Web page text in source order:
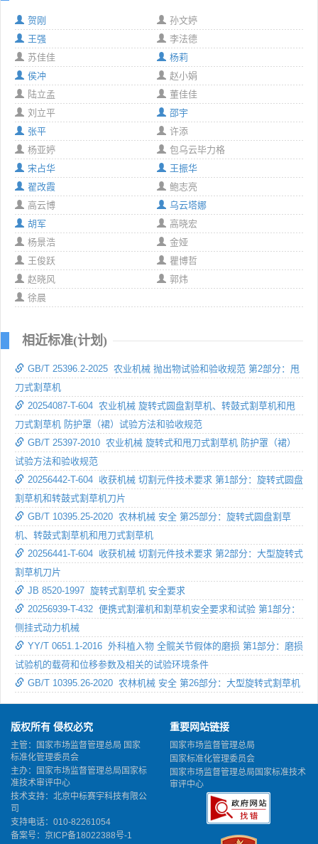
贺刚
孙文婷
王强
李法德
苏佳佳
杨莉
侯冲
赵小娟
陆立孟
董佳佳
刘立平
邵宇
张平
许添
杨亚婷
包乌云毕力格
宋占华
王振华
翟改霞
鲍志亮
高云博
乌云塔娜
胡军
高晓宏
杨景浩
金娅
王俊跃
瞿博哲
赵晓风
郭炜
徐晨
相近标准(计划)
GB/T 25396.2-2025 农业机械 抛出物试验和验收规范 第2部分：甩
刀式割草机
20254087-T-604 农业机械 旋转式圆盘割草机、转鼓式割草机和甩
刀式割草机 防护罩（裙）试验方法和验收规范
GB/T 25397-2010 农业机械 旋转式和甩刀式割草机 防护罩（裙）
试验方法和验收规范
20256442-T-604 收获机械 切割元件技术要求 第1部分：旋转式圆盘
割草机和转鼓式割草机刀片
GB/T 10395.25-2020 农林机械 安全 第25部分：旋转式圆盘割草
机、转鼓式割草机和甩刀式割草机
20256441-T-604 收获机械 切割元件技术要求 第2部分：大型旋转式
割草机刀片
JB 8520-1997 旋转式割草机 安全要求
20256939-T-432 便携式割灌机和割草机安全要求和试验 第1部分：
侧挂式动力机械
YY/T 0651.1-2016 外科植入物 全髋关节假体的磨损 第1部分：磨损
试验机的载荷和位移参数及相关的试验环境条件
GB/T 10395.26-2020 农林机械 安全 第26部分：大型旋转式割草机
版权所有 侵权必究
主管：国家市场监督管理总局 国家
标准化管理委员会
主办：国家市场监督管理总局国家标
准技术审评中心
技术支持：北京中标赛宇科技有限公
司
支持电话：010-82261054
备案号： 京ICP备18022388号-1
重要网站链接
国家市场监督管理总局
国家标准化管理委员会
国家市场监督管理总局国家标准技术
审评中心